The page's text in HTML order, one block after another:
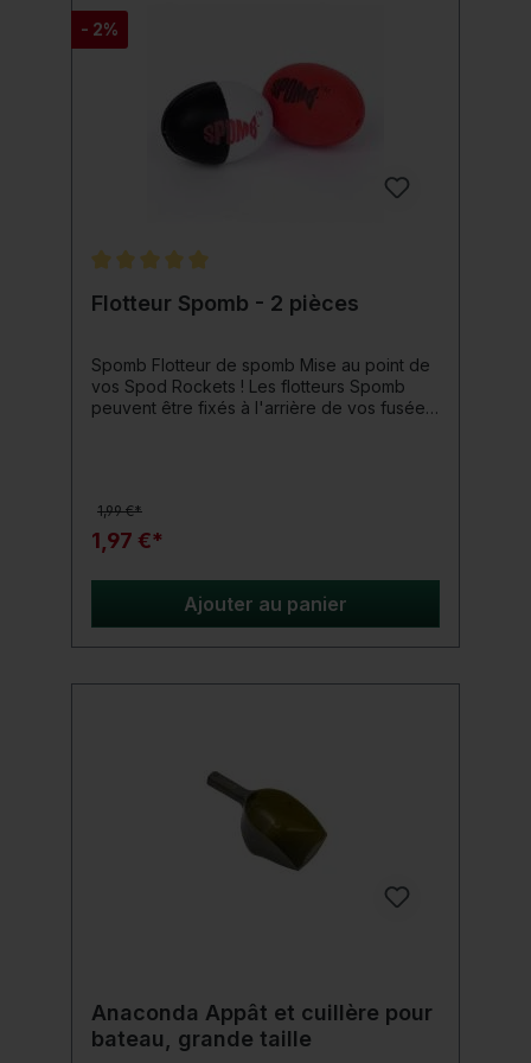
et, grâce à leurs missiles aérodynamiques,
permettent un ravitaillement efficace lors de
la pêche de la carpe à longue distance et à
des distances maximales ! Avec cette fusée
Spod, fini le nourrissage laborieux et lent !
Détails du produit: Taille: Midi (Moyen)
Couleur blanche Longueur : environ 148 mm
Poids (déchargé) : environ 42 g classe de
- 2%
Flotteur Spomb - 2 pièces
Spomb Flotteur de spomb Mise au point de
vos Spod Rockets ! Les flotteurs Spomb
peuvent être fixés à l'arrière de vos fusées
1,99 €*
1,97 €*
Ajouter au panier
Anaconda Appât et cuillère pour
bateau, grande taille